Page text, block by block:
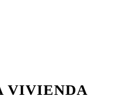
VIVIENDA